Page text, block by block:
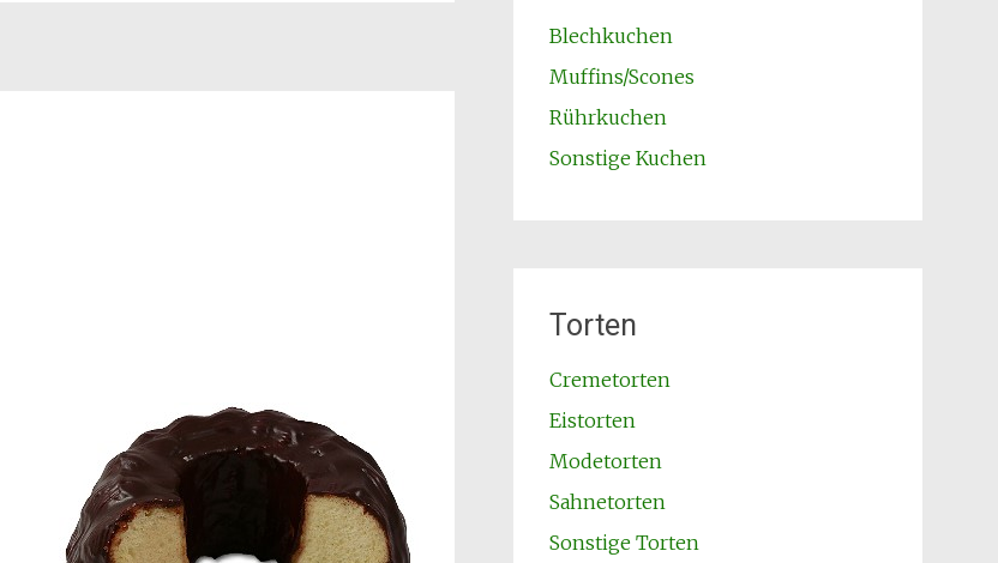
Blechkuchen
Muffins/Scones
Rührkuchen
Sonstige Kuchen
Torten
Cremetorten
Eistorten
Modetorten
Sahnetorten
Sonstige Torten